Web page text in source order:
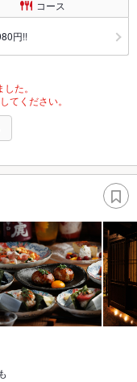
コース
円!!
た。
てください。